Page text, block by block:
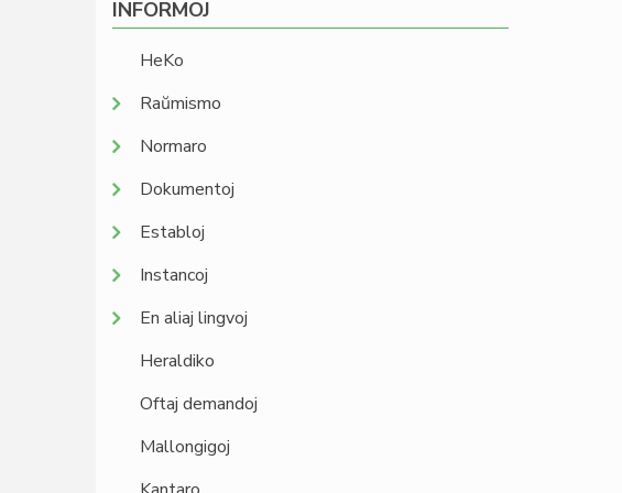
INFORMOJ
HeKo
Raŭmismo
Normaro
Dokumentoj
Establoj
Instancoj
En aliaj lingvoj
Heraldiko
Oftaj demandoj
Mallongigoj